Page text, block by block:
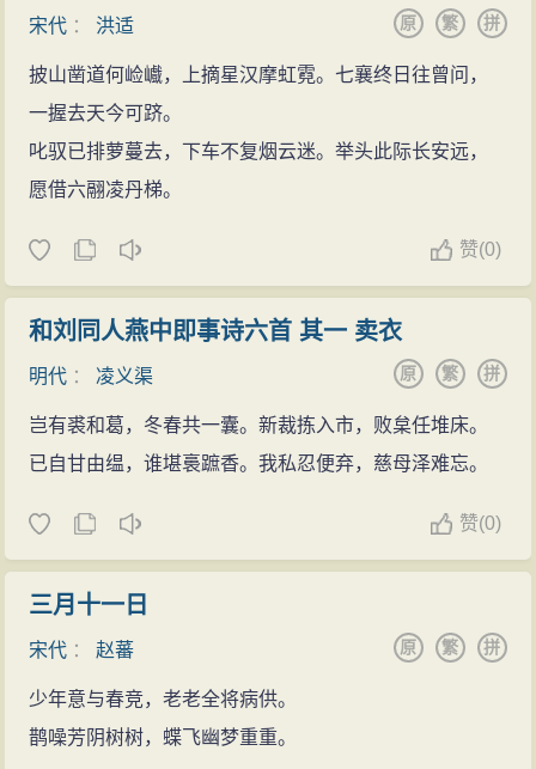
宋代 ： 洪适 拼
繁
原
披山凿道何崄巇，上摘星汉摩虹霓。七襄终日往曾问，
一握去天今可跻。
叱驭已排萝蔓去，下车不复烟云迷。举头此际长安远，
愿借六翮凌丹梯。
赞(0)
和刘同人燕中即事诗六首 其一 卖衣
明代 ： 凌义渠 拼
繁
原
岂有裘和葛，冬春共一囊。新裁拣入市，败枲任堆床。
已自甘由缊，谁堪裛蹠香。我私忍便弃，慈母泽难忘。
赞(0)
三月十一日
宋代 ：赵蕃 拼
繁
原
少年意与春竞，老老全将病供。
鹊噪芳阴树树，蝶飞幽梦重重。